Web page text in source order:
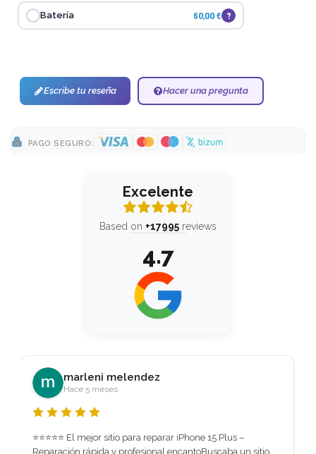
Batería 60,00 € ?
Escribe tu reseña Hacer una pregunta
PAGO SEGURO:
Excelente
Based on +17995 reviews
4.7
arcol streams
Hace 1 mes
Me repararon la pantalla de mi MacBook en tiempo récord
súper recomendable el servicio. Excelente trabajo y super